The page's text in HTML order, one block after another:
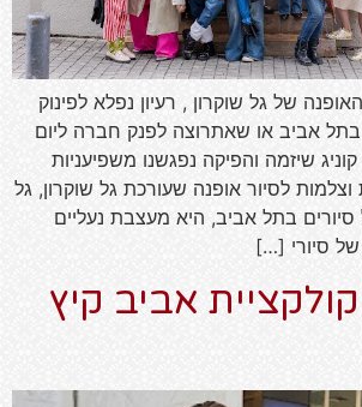
של גל שוקרון , רעיון נפלא לפינוק
אביב או שאתרוצה לפנק חברה ליום
שיזמה והפיקה נפגשנו משפיעניות
וצלמות לסיור אופנה שעורכת גל שוקרון, גל
בתל אביב, היא מעצבת נעליים
של סיורי […]
קולקציית אביב קיץ